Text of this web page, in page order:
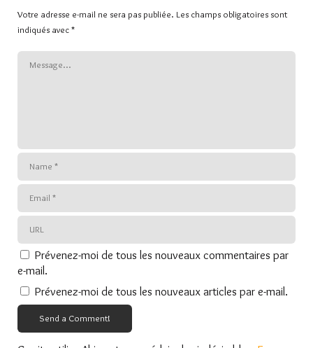
Votre adresse e-mail ne sera pas publiée. Les champs obligatoires sont
indiqués avec*
Prévenez-moi de tous les nouveaux commentaires par
e-mail.
Prévenez-moi de tous les nouveaux articles par e-mail.
Send a Comment!